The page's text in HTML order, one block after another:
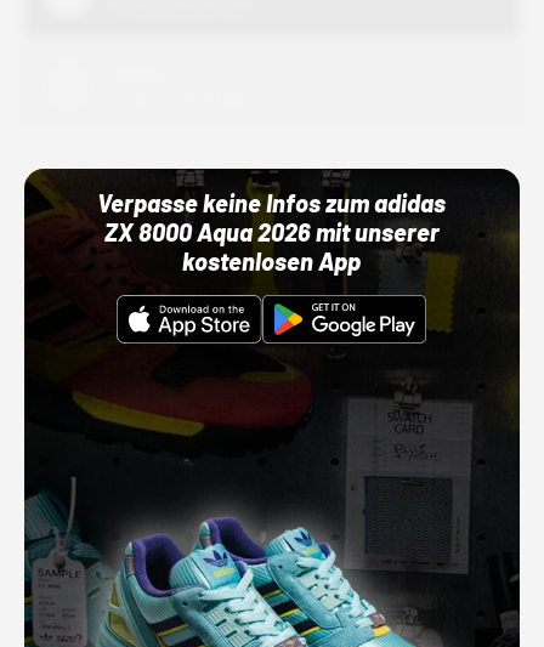
Verpasse keine Infos zum adidas
ZX 8000 Aqua 2026 mit unserer
kostenlosen App